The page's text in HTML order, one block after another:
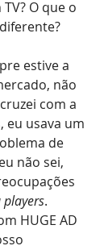
O que o
estive a
não
com a
eu usava um
de
não sei,
.
HUGE AD